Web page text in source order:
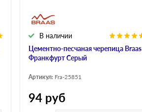
Цементно-песчаная черепица Braas
Франкфурт Серый
В наличии
Артикул: Fra-25851
94 руб